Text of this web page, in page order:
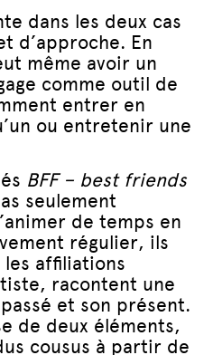
dans les deux cas
d’approche. En
même avoir un
comme outil de
entrer en
ou entretenir une
BFF – best friends
seulement
de temps en
régulier, ils
affiliations
racontent une
et son présent.
de deux éléments,
cousus à partir de